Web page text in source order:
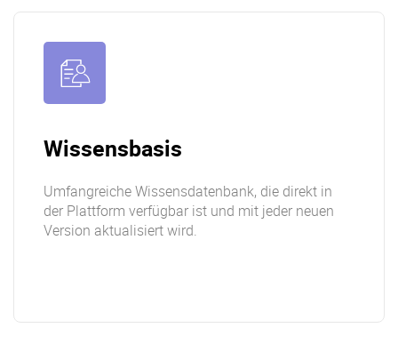
Wissensbasis
Umfangreiche Wissensdatenbank, die direkt in
der Plattform verfügbar ist und mit jeder neuen
Version aktualisiert wird.